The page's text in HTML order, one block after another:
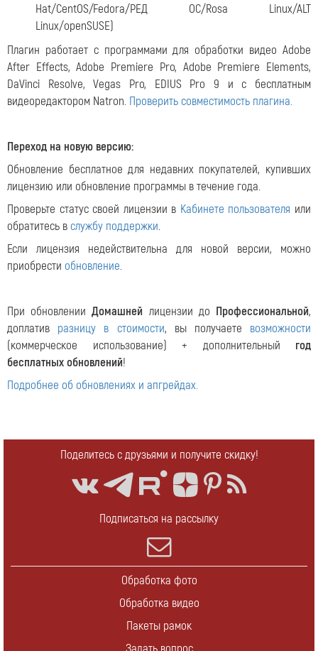
Hat/CentOS/Fedora/РЕД ОС/Rosa Linux/ALT
Linux/openSUSE)
Плагин работает с программами для обработки видео Adobe
After Effects, Adobe Premiere Pro, Adobe Premiere Elements,
DaVinci Resolve, Vegas Pro, EDIUS Pro 9 и с бесплатным
видеоредактором Natron. Проверить совместимость плагина.
Переход на новую версию:
Обновление бесплатное для недавних покупателей, купивших
лицензию или обновление программы в течение года.
Проверьте статус своей лицензии в Кабинете пользователя или
обратитесь в службу поддержки.
Если лицензия недействительна для новой версии, можно
приобрести обновление.
При обновленииДомашней лицензии до Профессиональной,
доплатив разницу в стоимости, вы получаете возможности
(коммерческое использование) + дополнительный год
бесплатных обновлений!
Подробнее об обновлениях и апгрейдах.
Поделитесь с друзьями и получите скидку!
Подписаться на рассылку
Обработка фото
Обработка видео
Пакеты рамок